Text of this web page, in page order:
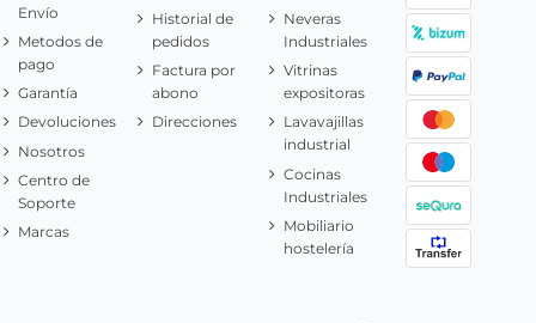
Envío
Metodos de
pago
Garantía
Devoluciones
Nosotros
Centro de
Soporte
Marcas
Historial de
pedidos
Factura por
abono
Direcciones
Neveras
Industriales
Vitrinas
expositoras
Lavavajillas
industrial
Cocinas
Industriales
Mobiliario
hostelería